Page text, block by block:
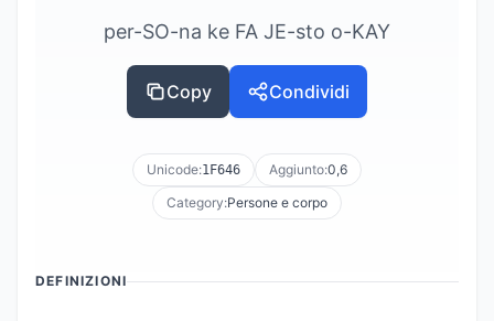
per-SO-na ke FA JE-sto o-KAY
Copy Condividi
Unicode:1F646 Aggiunto:0,6
Category:Persone e corpo
DEFINIZIONI